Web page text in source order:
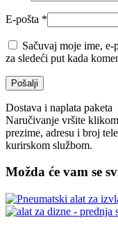
E-pošta *
Sačuvaj moje ime, e-
za sledeći put kada
Dostava i naplata paketa
Naručivanje vršite
prezime, adresu i broj
kurirskom službom.
Možda će vam se